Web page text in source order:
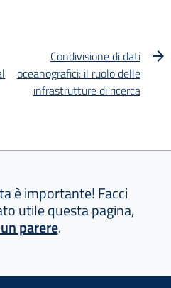
Condivisione di dati
oceanografici: il ruolo delle
infrastrutture di ricerca
è importante! Facci
utile questa pagina,
parere.